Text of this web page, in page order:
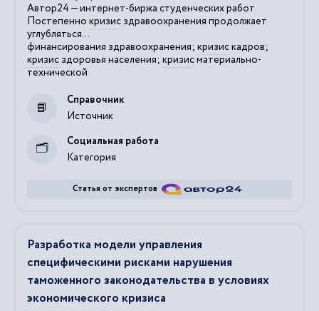
Автор24 — интернет-биржа студенческих работ
Постепенно кризис здравоохранения продолжает
углубляться...
финансирования здравоохранения; кризискадров;
кризис здоровья населения; кризисматериально-
технической
Источник
Справочник
Категория
Социальная работа
Статья от экспертов
Разработка модели управления
специфическими рисками нарушения
таможенного законодательства в условиях
экономического кризиса